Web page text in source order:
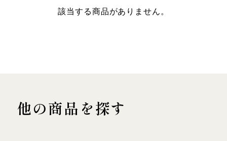
該当する商品がありません。
他の商品を探す